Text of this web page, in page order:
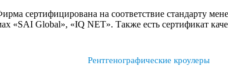
сертифицирована на соответствие стандарту
«SAI Global», «IQ NET». Также есть сертификат
Рентгенографические кроулеры